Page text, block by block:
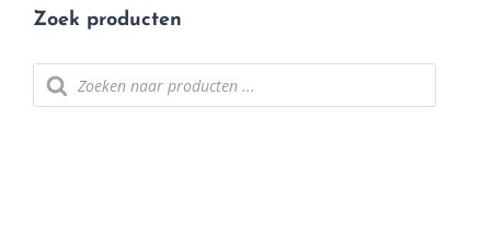
Zoek producten
Producten
zoeken